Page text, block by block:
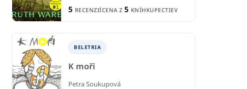
5 RECENZIÍCENA Z 5 KNÍHKUPECTIEV
BELETRIA
K moři
Petra Soukupová